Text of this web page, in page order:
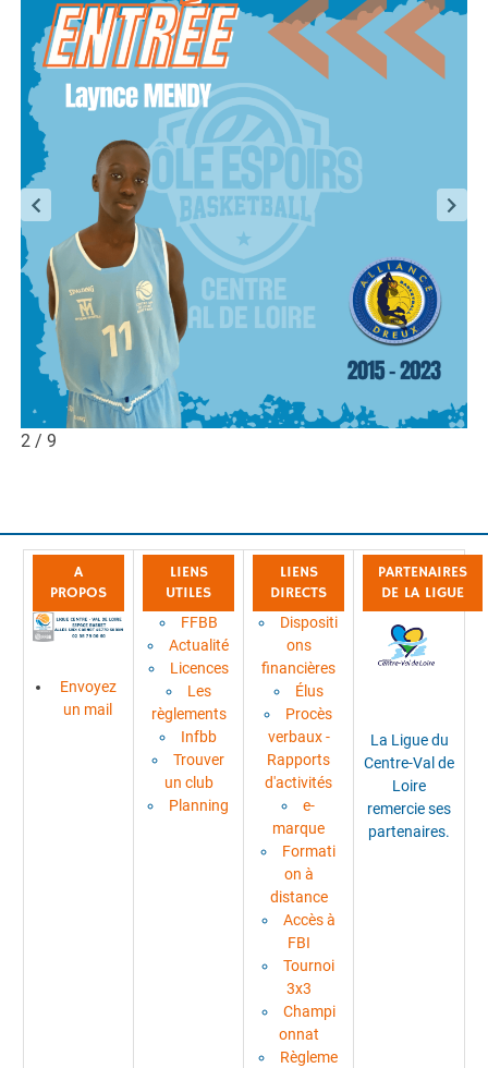
2 / 9
A
PROPOS
Envoyez
un mail
LIENS
UTILES
FFBB
Actualité
Licences
Les
règlements
Infbb
Trouver
un club
Planning
LIENS
DIRECTS
Dispositi
ons
financières
Élus
Procès
verbaux -
Rapports
d'activités
e-
marque
Formati
on à
distance
Accès à
FBI
Tournoi
3x3
Champi
onnat
Règleme
PARTENAIRES
DE LA LIGUE
La Ligue du
Centre-Val de
Loire
remercie ses
partenaires.